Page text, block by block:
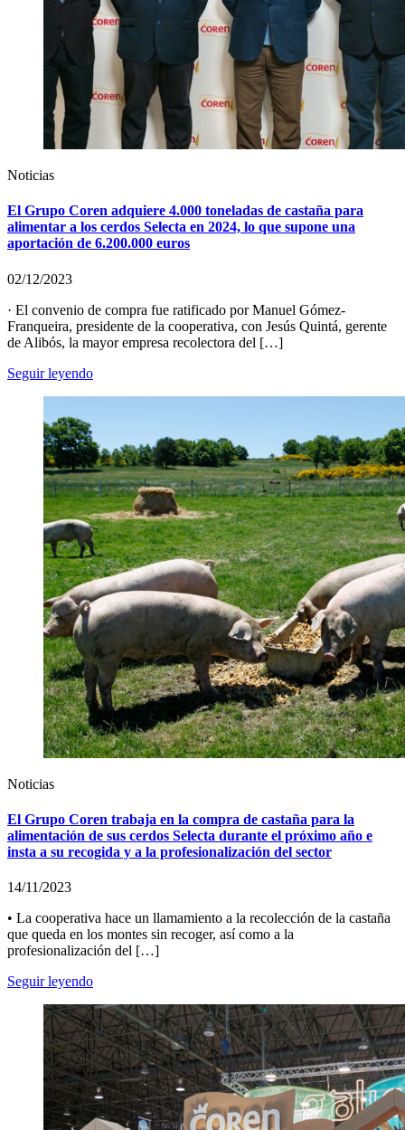
Noticias
El Grupo Coren adquiere 4.000 toneladas de castaña para
alimentar a los cerdos Selecta en 2024, lo que supone una
aportación de 6.200.000 euros
02/12/2023
· El convenio de compra fue ratificado por Manuel Gómez-
Franqueira, presidente de la cooperativa, con Jesús Quintá, gerente
de Alibós, la mayor empresa recolectora del […]
Seguir leyendo
Noticias
El Grupo Coren trabaja en la compra de castaña para la
alimentación de sus cerdos Selecta durante el próximo año e
insta a su recogida y a la profesionalización del sector
14/11/2023
• La cooperativa hace un llamamiento a la recolección de la castaña
que queda en los montes sin recoger, así como a la
profesionalización del […]
Seguir leyendo